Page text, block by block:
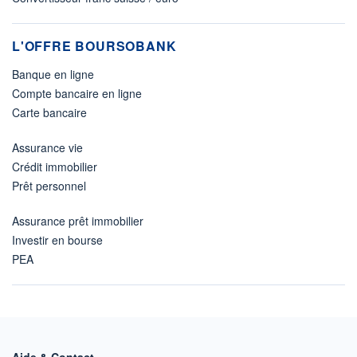
L'OFFRE BOURSOBANK
Banque en ligne
Compte bancaire en ligne
Carte bancaire
Assurance vie
Crédit immobilier
Prêt personnel
Assurance prêt immobilier
Investir en bourse
PEA